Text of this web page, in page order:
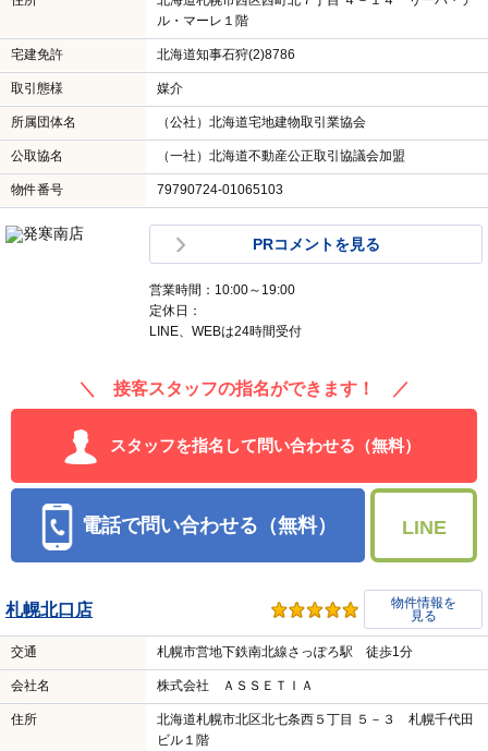
ル・マーレ１階
宅建免許 北海道知事石狩(2)8786
取引態様 媒介
所属団体名 （公社）北海道宅地建物取引業協会
公取協名 （一社）北海道不動産公正取引協議会加盟
物件番号 79790724-01065103
PRコメントを見る
営業時間：10:00～19:00
定休日：
LINE、WEBは24時間受付
＼ 接客スタッフの指名ができます！ ／
スタッフを指名して問い合わせる（無料）
電話で問い合わせる（無料） LINE
札幌北口店
物件情報を
見る
交通 札幌市営地下鉄南北線さっぽろ駅 徒歩1分
会社名 株式会社 ＡＳＳＥＴＩＡ
住所
北海道札幌市北区北七条西５丁目 ５－３ 札幌千代田
ビル１階